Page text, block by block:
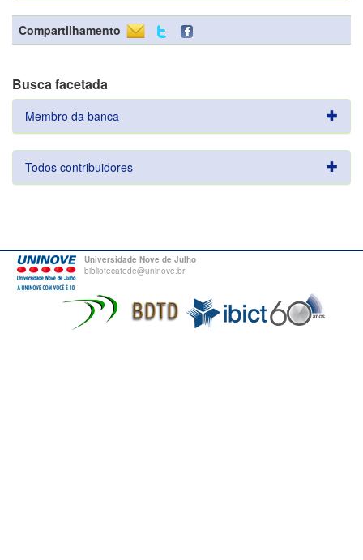
Compartilhamento
Busca facetada
Membro da banca
Todos contribuidores
Universidade Nove de Julho
bibliotecatede@uninove.br